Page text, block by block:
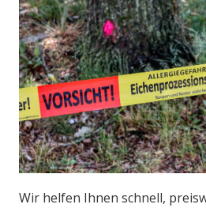
Wir helfen Ihnen schnell,